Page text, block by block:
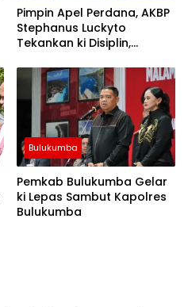
Pimpin Apel Perdana, AKBP
Stephanus Luckyto
Tekankan ki Disiplin,
Terhadap Organisasi
Bulukumba
Pemkab Bulukumba Gelar
ki Lepas Sambut Kapolres
Bulukumba